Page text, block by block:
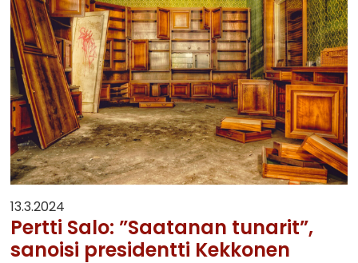
13.3.2024
Pertti Salo: ”Saatanan tunarit”,
sanoisi presidentti Kekkonen